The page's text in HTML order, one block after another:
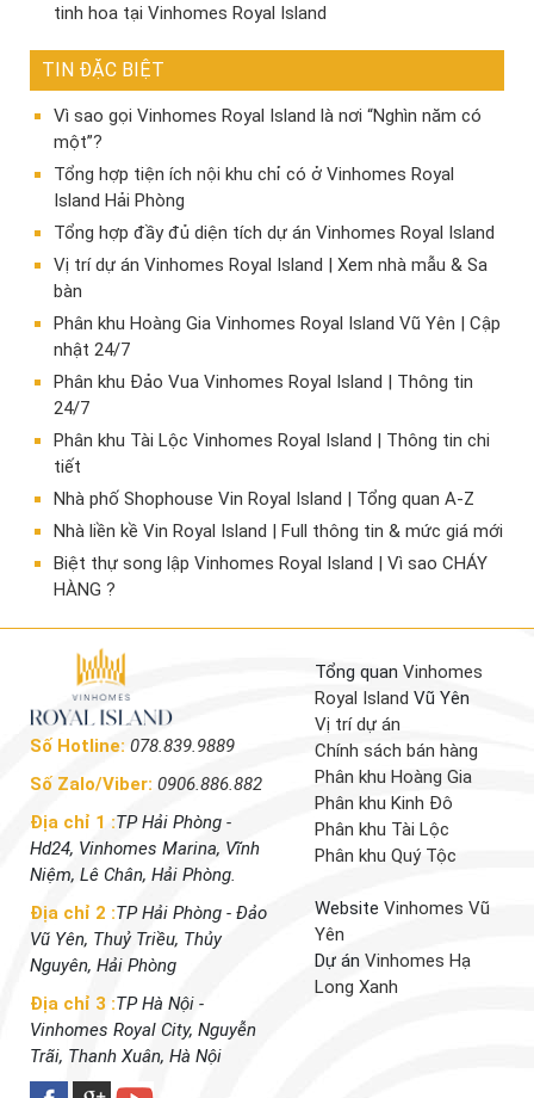
tinh hoa tại Vinhomes Royal Island
TIN ĐẶC BIỆT
Vì sao gọi Vinhomes Royal Island là nơi “Nghìn năm có
một”?
Tổng hợp tiện ích nội khu chỉ có ở Vinhomes Royal
Island Hải Phòng
Tổng hợp đầy đủ diện tích dự án Vinhomes Royal Island
Vị trí dự án Vinhomes Royal Island | Xem nhà mẫu & Sa
bàn
Phân khu Hoàng Gia Vinhomes Royal Island Vũ Yên | Cập
nhật 24/7
Phân khu Đảo Vua Vinhomes Royal Island | Thông tin
24/7
Phân khu Tài Lộc Vinhomes Royal Island | Thông tin chi
tiết
Nhà phố Shophouse Vin Royal Island | Tổng quan A-Z
Nhà liền kề Vin Royal Island | Full thông tin & mức giá mới
​Biệt thự song lập Vinhomes Royal Island | Vì sao CHÁY
HÀNG ?
Số Hotline: 078.839.9889
Số Zalo/Viber: 0906.886.882
Địa chỉ 1 :TP Hải Phòng -
Hd24, Vinhomes Marina, Vĩnh
Niệm, Lê Chân, Hải Phòng.
Địa chỉ 2 :TP Hải Phòng - Đảo
Vũ Yên, Thuỷ Triều, Thủy
Nguyên, Hải Phòng
Địa chỉ 3 :TP Hà Nội -
Vinhomes Royal City, Nguyễn
Trãi, Thanh Xuân, Hà Nội
Tổng quan Vinhomes
Royal Island Vũ Yên
Vị trí dự án
Chính sách bán hàng
Phân khu Hoàng Gia
Phân khu Kinh Đô
Phân khu Tài Lộc
Phân khu Quý Tộc
Website Vinhomes Vũ
Yên
Dự án Vinhomes Hạ
Long Xanh